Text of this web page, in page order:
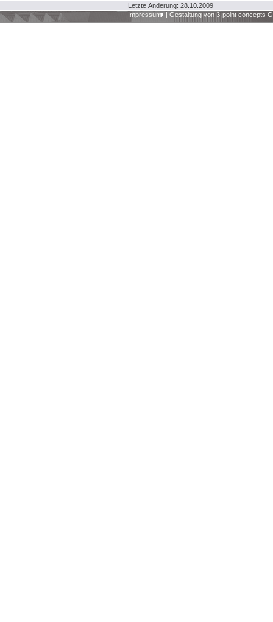
Letzte Änderung: 28.10.2009
Impressum
Gestaltung von 3-point concepts